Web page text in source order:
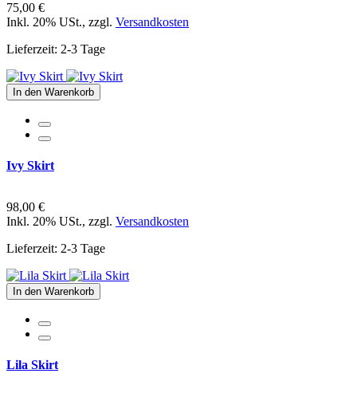
75,00 €
Inkl. 20% USt., zzgl. Versandkosten
Lieferzeit: 2-3 Tage
In den Warenkorb
Ivy Skirt
98,00 €
Inkl. 20% USt., zzgl. Versandkosten
Lieferzeit: 2-3 Tage
In den Warenkorb
Lila Skirt